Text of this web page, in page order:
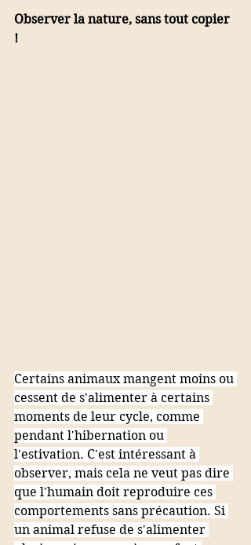
Observer la nature, sans tout copier
!
Certains animaux mangent moins ou
cessent de s'alimenter à certains
moments de leur cycle, comme
pendant l'hibernation ou
l'estivation. C'est intéressant à
observer, mais cela ne veut pas dire
que l'humain doit reproduire ces
comportements sans précaution. Si
un animal refuse de s'alimenter